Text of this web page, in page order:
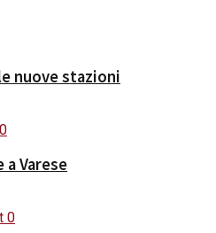
nuove stazioni
0
a Varese
0